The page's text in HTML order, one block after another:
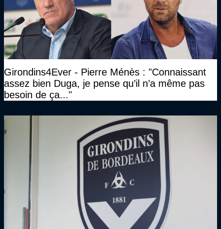
Girondins4Ever - Pierre Ménès : "Connaissant
assez bien Duga, je pense qu’il n’a même pas
besoin de ça..."